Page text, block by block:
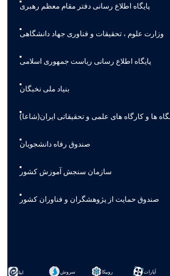
پایگاه اطلاع رسانی دفتر مقام معظم رهبری
وزارت علوم ، تحقیقات و فناوری جهاد دانشگاهی
پایگاه اطلاع رسانی ریاست جمهوری اسلامی
بنیاد ملی نخبگان
ها و کارگاه های علمی و تحقیقاتی ایران(شاعا)
صندوق رفاه دانشجویان
سازمان سنجش آموزش کشور
صندوق حمایت از پژوهشگران و فناوران کشور
ایتا سروش روبیکا آپارات